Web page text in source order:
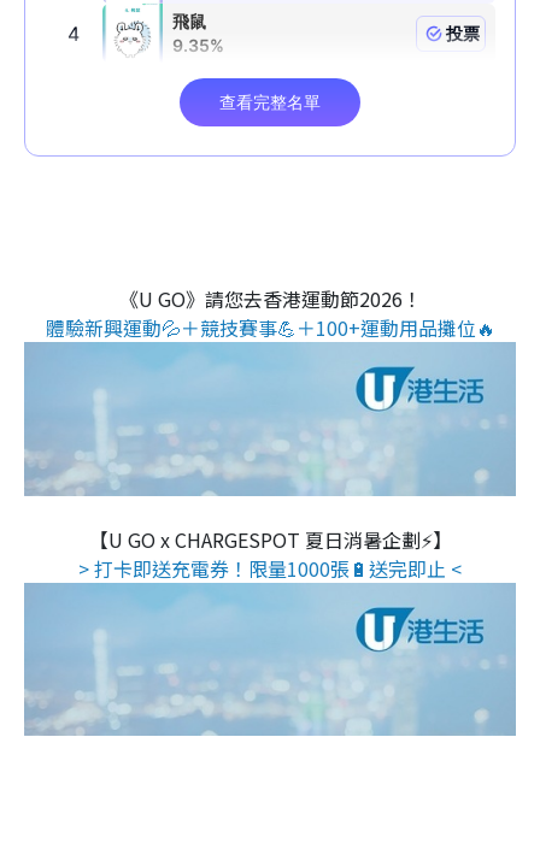
《U GO》請您去香港運動節2026！
體驗新興運動💦＋競技賽事💪＋100+運動用品攤位🔥
【U GO x CHARGESPOT 夏日消暑企劃⚡】
> 打卡即送充電券！限量1000張🔋送完即止 <